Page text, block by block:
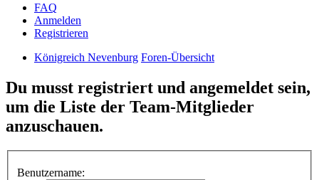
FAQ
Anmelden
Registrieren
Königreich Nevenburg Foren-Übersicht
Du musst registriert und angemeldet sein,
um die Liste der Team-Mitglieder
anzuschauen.
Benutzername: